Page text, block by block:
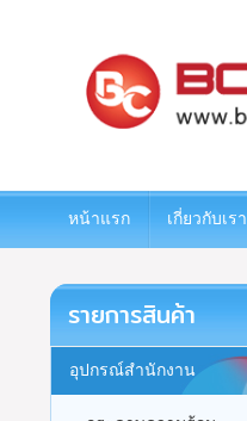
หน้าแรก เกี่ยวกับเรา
รายการสินค้า
อุปกรณ์สำนักงาน